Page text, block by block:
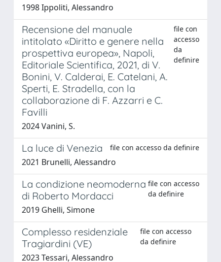
1998 Ippoliti, Alessandro
Recensione del manuale
intitolato «Diritto e genere nella
prospettiva europea», Napoli,
Editoriale Scientifica, 2021, di V.
Bonini, V. Calderai, E. Catelani, A.
Sperti, E. Stradella, con la
collaborazione di F. Azzarri e C.
Favilli
file con
accesso
da
definire
2024 Vanini, S.
La luce di Venezia file con accesso da definire
2021 Brunelli, Alessandro
La condizione neomoderna
di Roberto Mordacci
file con accesso
da definire
2019 Ghelli, Simone
Complesso residenziale
Tragiardini (VE)
file con accesso
da definire
2023 Tessari, Alessandro